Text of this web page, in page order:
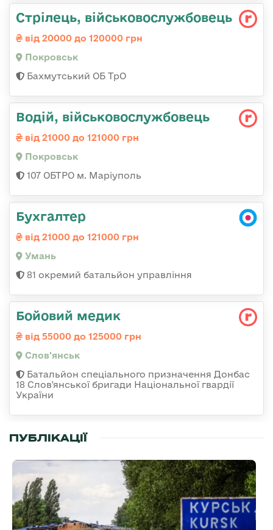
Стрілець, військовослужбовець
від 20000 до 120000 грн
Покровськ
Бахмутський ОБ ТрО
Водій, військовослужбовець
від 21000 до 121000 грн
Покровськ
107 ОБТРО м. Маріуполь
Бухгалтер
від 21000 до 121000 грн
Умань
81 окремий батальйон управління
Бойовий медик
від 55000 до 125000 грн
Слов'янськ
Батальйон спеціального призначення Донбас
18 Слов'янської бригади Національної гвардії
України
ПУБЛІКАЦІЇ